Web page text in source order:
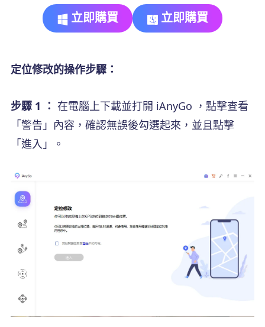
立即購買 立即購買
定位修改的操作步驟：
步驟 1 ： 在電腦上下載並打開 iAnyGo ，點擊查看
「警告」內容，確認無誤後勾選起來，並且點擊
「進入」。